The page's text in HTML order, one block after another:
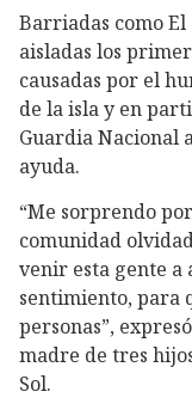
Barriadas como
aisladas los
causadas por el
de la isla y en
Guardia Nacional
ayuda.
“Me sorprendo
comunidad
venir esta gente a
sentimiento, para
personas”,
madre de tres
Sol.